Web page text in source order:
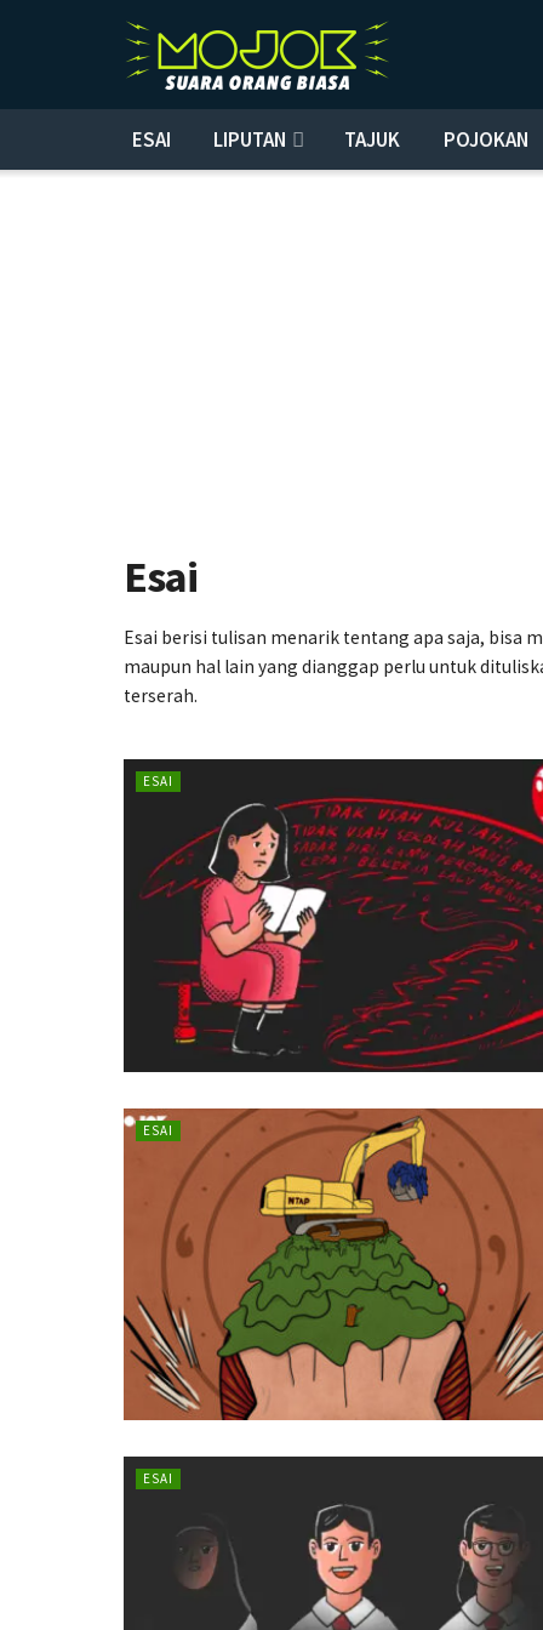
ESAI LIPUTAN TAJUK POJOKAN
Esai
Esai berisi tulisan menarik tentang apa saja, bisa
maupun hal lain yang dianggap perlu untuk
terserah.
ESAI
ESAI
ESAI